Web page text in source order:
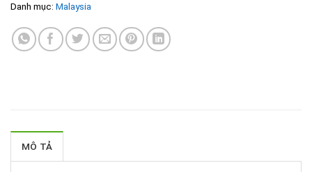
Danh mục: Malaysia
MÔ TẢ